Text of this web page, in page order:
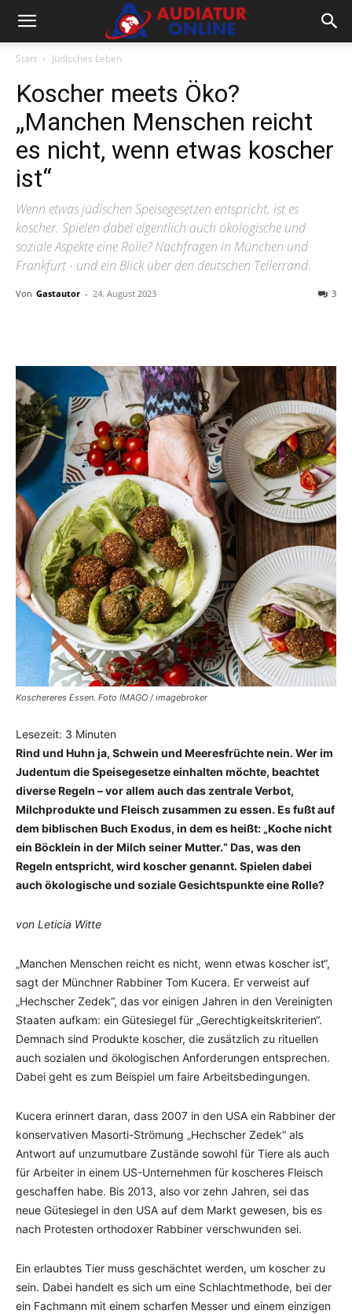
Start Jüdisches Leben
Koscher meets Öko?
„Manchen Menschen reicht
es nicht, wenn etwas koscher
ist“
Wenn etwas jüdischen Speisegesetzen entspricht, ist es
koscher. Spielen dabei eigentlich auch ökologische und
soziale Aspekte eine Rolle? Nachfragen in München und
Frankfurt - und ein Blick über den deutschen Tellerrand.
Von Gastautor - 24. August 2023 3
Koschereres Essen. Foto IMAGO / imagebroker
Lesezeit: 3 Minuten
Rind und Huhn ja, Schwein und Meeresfrüchte nein. Wer im
Judentum die Speisegesetze einhalten möchte, beachtet
diverse Regeln – vor allem auch das zentrale Verbot,
Milchprodukte und Fleisch zusammen zu essen. Es fußt auf
dem biblischen Buch Exodus, in dem es heißt: „Koche nicht
ein Böcklein in der Milch seiner Mutter.“ Das, was den
Regeln entspricht, wird koscher genannt. Spielen dabei
auch ökologische und soziale Gesichtspunkte eine Rolle?
von Leticia Witte
„Manchen Menschen reicht es nicht, wenn etwas koscher ist“,
sagt der Münchner Rabbiner Tom Kucera. Er verweist auf
„Hechscher Zedek“, das vor einigen Jahren in den Vereinigten
Staaten aufkam: ein Gütesiegel für „Gerechtigkeitskriterien“.
Demnach sind Produkte koscher, die zusätzlich zu rituellen
auch sozialen und ökologischen Anforderungen entsprechen.
Dabei geht es zum Beispiel um faire Arbeitsbedingungen.
Kucera erinnert daran, dass 2007 in den USA ein Rabbiner der
konservativen Masorti-Strömung „Hechscher Zedek“ als
Antwort auf unzumutbare Zustände sowohl für Tiere als auch
für Arbeiter in einem US-Unternehmen für koscheres Fleisch
geschaffen habe. Bis 2013, also vor zehn Jahren, sei das
neue Gütesiegel in den USA auf dem Markt gewesen, bis es
nach Protesten orthodoxer Rabbiner verschwunden sei.
Ein erlaubtes Tier muss geschächtet werden, um koscher zu
sein. Dabei handelt es sich um eine Schlachtmethode, bei der
ein Fachmann mit einem scharfen Messer und einem einzigen